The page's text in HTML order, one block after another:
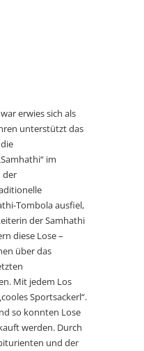
erwies sich als
unterstützt das
im
der
Tombola ausfiel,
der Samhathi
diese Lose –
über das
Mit jedem Los
Sportsackerl“.
so konnten Lose
werden. Durch
und der